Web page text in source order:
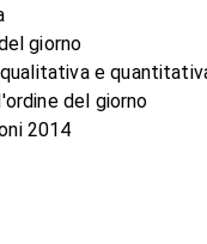
giorno
e
del giorno
2014